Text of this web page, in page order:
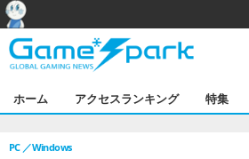
ホーム アクセスランキング 特集
PC Windows